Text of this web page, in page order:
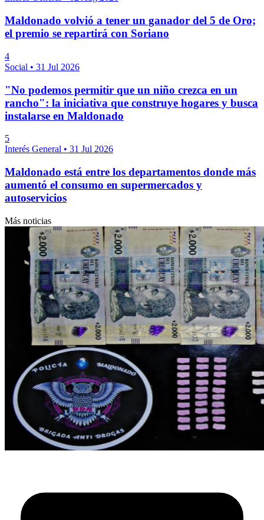
Maldonado volvió a tener un ganador del 5 de Oro;
el premio se repartirá con Soriano
4
Social • 31 Jul 2026
"No podemos permitir que un niño crezca en un
rancho": la iniciativa que construye hogares y busca
instalarse en Maldonado
5
Interés General • 31 Jul 2026
Maldonado está entre los departamentos donde más
aumentó el consumo en supermercados y
autoservicios
Más noticias